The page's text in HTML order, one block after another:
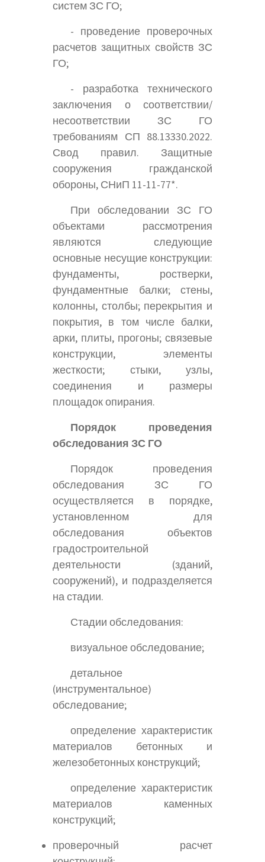
систем ЗС ГО;
- проведение проверочных
расчетов защитных свойств ЗС
ГО;
- разработка технического
заключения о соответствии/
несоответствии ЗС ГО
требованиям СП 88.13330.2022.
Свод правил. Защитные
сооружения гражданской
обороны, СНиП 11-11-77*.
При обследовании ЗС ГО
объектами рассмотрения
являются следующие
основные несущие конструкции:
фундаменты, ростверки,
фундаментные балки; стены,
колонны, столбы; перекрытия и
покрытия, в том числе балки,
арки, плиты, прогоны; связевые
конструкции, элементы
жесткости; стыки, узлы,
соединения и размеры
площадок опирания.
Порядок проведения
обследования ЗС ГО
Порядок проведения
обследования ЗС ГО
осуществляется в порядке,
установленном для
обследования объектов
градостроительной
деятельности (зданий,
сооружений), и подразделяется
на стадии.
Стадии обследования:
визуальное обследование;
детальное
(инструментальное)
обследование;
определение характеристик
материалов бетонных и
железобетонных конструкций;
определение характеристик
материалов каменных
конструкций;
проверочный расчет